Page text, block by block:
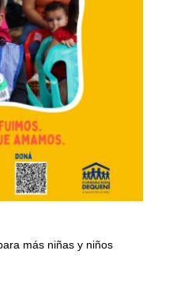
más niñas y niños